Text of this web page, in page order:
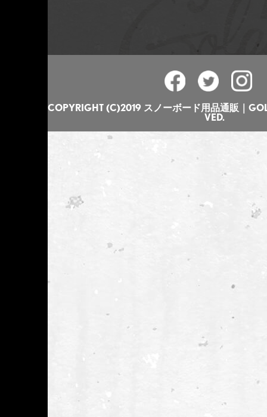
COPYRIGHT (C)2019 スノーボード用品通販｜
VED.